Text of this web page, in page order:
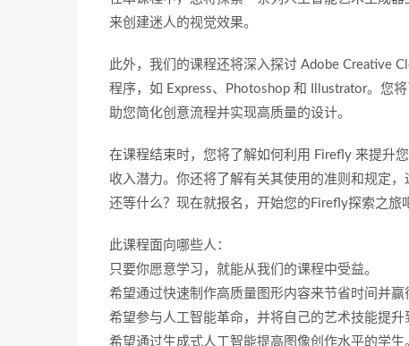
来创建迷人的视觉效果。
此外，我们的课程还将深入探讨 Adobe Creative
程序，如 Express、Photoshop 和 Illustrator。您
助您简化创意流程并实现高质量的设计。
在课程结束时，您将了解如何利用 Firefly 来提升
收入潜力。你还将了解有关其使用的准则和规定
还等什么？现在就报名，开始您的Firefly探索之旅
此课程面向哪些人：
只要你愿意学习，就能从我们的课程中受益。
希望通过快速制作高质量图形内容来节省时间并赢
希望参与人工智能革命，并将自己的艺术技能提升
希望通过生成式人工智能提高图像创作水平的学生